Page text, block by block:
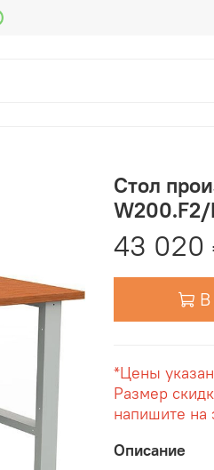
Стол
43 020
*Цены
Размер
напишите на
Описание